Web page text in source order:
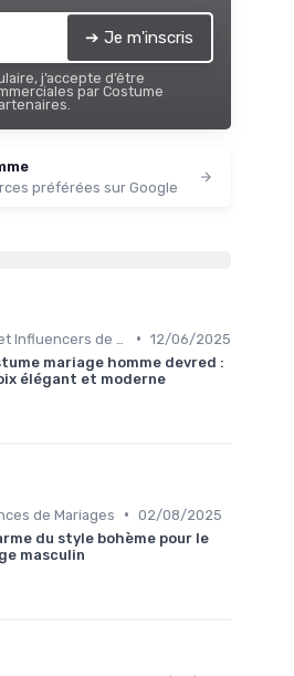
➔ Je m'inscris
j’accepte d’être
par Costume
préférées sur Google
• 12/06/2025
mariage homme devred :
élégant et moderne
de Mariages • 02/08/2025
du style bohème pour le
masculin